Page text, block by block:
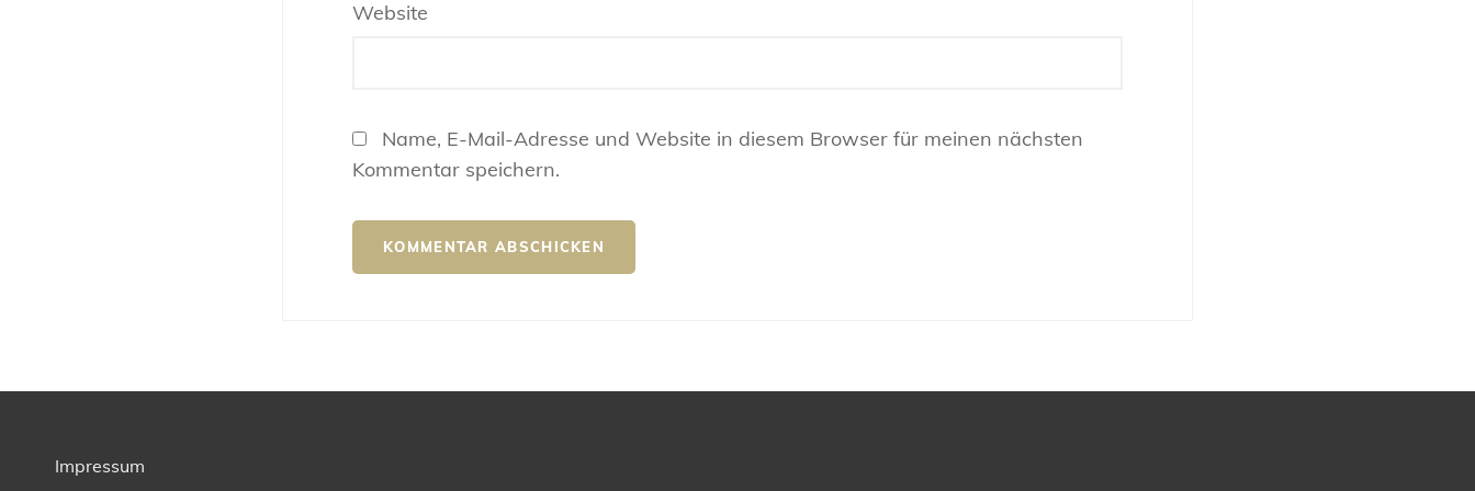
Website
Name, E-Mail-Adresse und Website in diesem Browser für meinen nächsten
Kommentar speichern.
Impressum